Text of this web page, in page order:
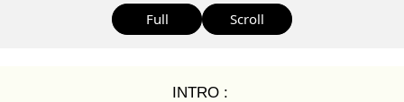
Full Scroll
INTRO :